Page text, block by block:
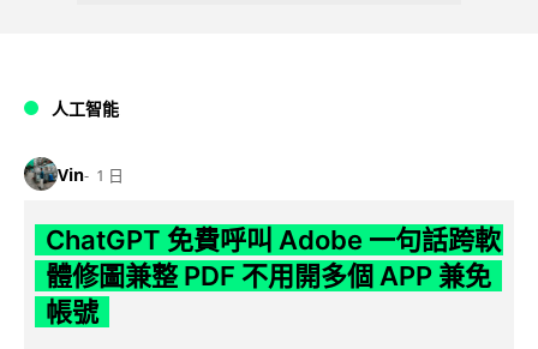
人工智能
Vin 1 日
ChatGPT 免費呼叫 Adobe 一句話跨軟
體修圖兼整 PDF 不用開多個 APP 兼免
帳號